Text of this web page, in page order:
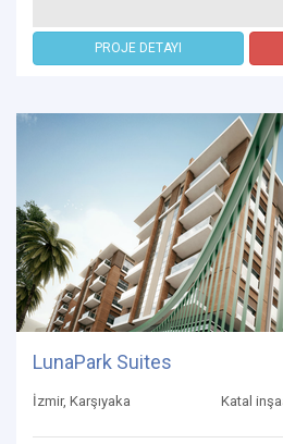
PROJE DETAYI
LunaPark Suites
İzmir, Karşıyaka Katal